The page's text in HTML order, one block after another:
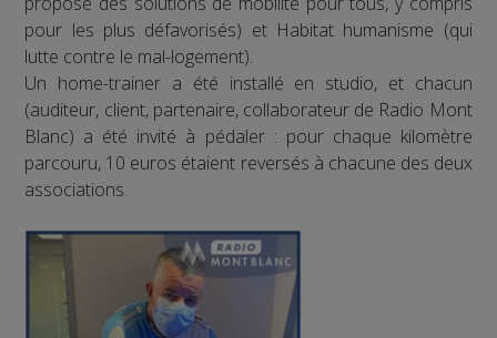
pour les plus défavorisés) et Habitat humanisme (qui
lutte contre le mal-logement).
Un home-trainer a été installé en studio, et chacun
(auditeur, client, partenaire, collaborateur de Radio Mont
Blanc) a été invité à pédaler : pour chaque kilomètre
parcouru, 10 euros étaient reversés à chacune des deux
associations.